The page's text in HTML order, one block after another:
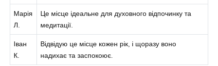
Марія
Л.
Це місце ідеальне для духовного відпочинку та
медитації.
Іван
К.
Відвідую це місце кожен рік, і щоразу воно
надихає та заспокоює.